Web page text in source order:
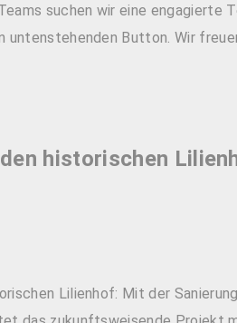
suchen wir eine
Button. Wir
historischen
Lilienhof: Mit der